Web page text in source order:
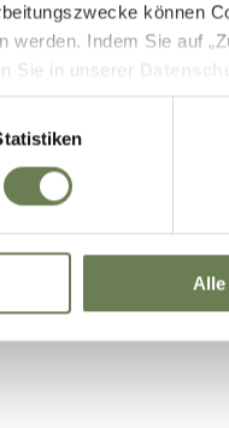
können
Indem Sie auf
Sie in unserer
außerhalb des
keine
zu Kontroll- und
Akkus & Ladegeräte